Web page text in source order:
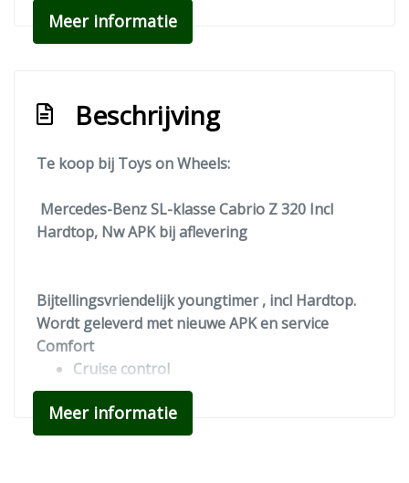
Lichtmetalen velgen
Interieur
Airco met automatische regeling
Elektrische ramen voor
Stuurbekrachtiging
Meer informatie
Beschrijving
Te koop bij Toys on Wheels:
Mercedes-Benz SL-klasse Cabrio Z 320 Incl
Hardtop, Nw APK bij aflevering
Bijtellingsvriendelijk youngtimer , incl Hardtop.
Wordt geleverd met nieuwe APK en service
Comfort
Cruise control
Exterieur
Antenne automatisch
Meer informatie